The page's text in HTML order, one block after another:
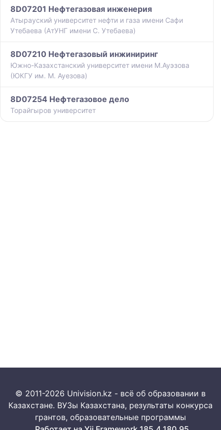
8D07201 Нефтегазовая инженерия
Атырауский университет нефти и газа имени Сафи
Утебаева (АтУНГ имени С. Утебаева)
8D07210 Нефтегазовый инжиниринг
Южно-Казахстанский университет имени М.Ауэзова
(ЮКГУ им. М. Ауезова)
8D07254 Нефтегазовое дело
Торайгыров университет
© 2011-2026 Univision.kz - всё об образовании в
Казахстане. ВУЗы Казахстана, результаты конкурса
грантов, образовательные программы